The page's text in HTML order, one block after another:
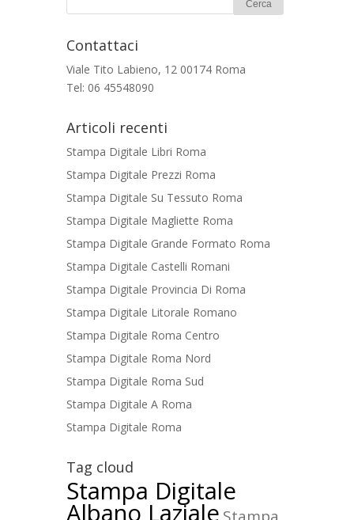
Contattaci
Viale Tito Labieno, 12 00174 Roma
Tel: 06 45548090
Articoli recenti
Stampa Digitale Libri Roma
Stampa Digitale Prezzi Roma
Stampa Digitale Su Tessuto Roma
Stampa Digitale Magliette Roma
Stampa Digitale Grande Formato Roma
Stampa Digitale Castelli Romani
Stampa Digitale Provincia Di Roma
Stampa Digitale Litorale Romano
Stampa Digitale Roma Centro
Stampa Digitale Roma Nord
Stampa Digitale Roma Sud
Stampa Digitale A Roma
Stampa Digitale Roma
Tag cloud
Stampa Digitale
Albano Laziale